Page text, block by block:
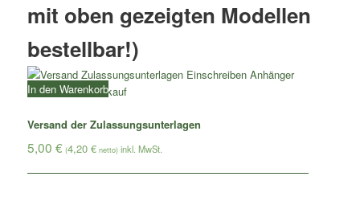
mit oben gezeigten Modellen
bestellbar!)
Versand der Zulassungsunterlagen
5,00€ (4,20€ netto)
In den Warenkorb